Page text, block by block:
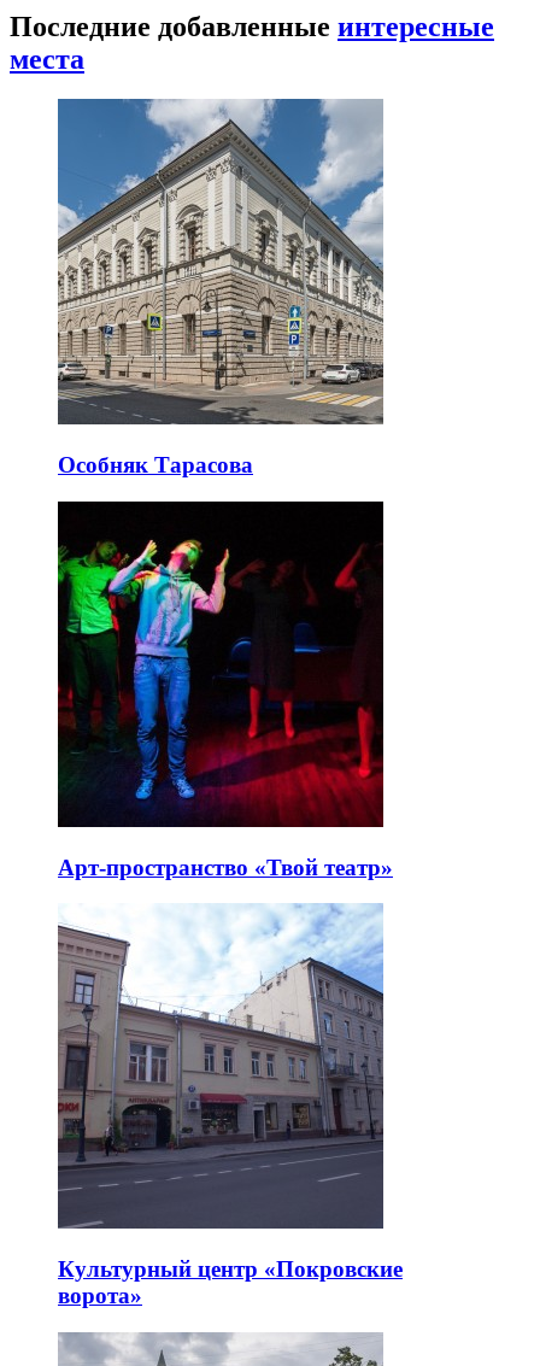
Последние добавленные интересные
места
Особняк Тарасова
Арт-пространство «Твой театр»
Культурный центр «Покровские
ворота»